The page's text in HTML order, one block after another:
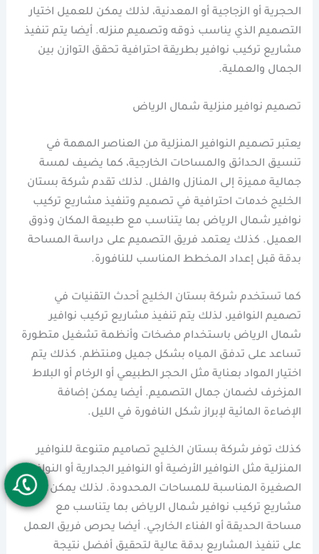
الحجرية أو الزجاجية أو المعدنية، لذلك يمكن للعميل اختيار
التصميم الذي يناسب ذوقه وتصميم منزله. أيضا يتم تنفيذ
مشاريع تركيب نوافير بطريقة احترافية تحقق التوازن بين
الجمال والعملية.
تصميم نوافير منزلية شمال الرياض
يعتبر تصميم النوافير المنزلية من العناصر المهمة في
تنسيق الحدائق والمساحات الخارجية، كما يضيف لمسة
جمالية مميزة إلى المنازل والفلل. لذلك تقدم شركة بستان
الخليج خدمات احترافية في تصميم وتنفيذ مشاريع تركيب
نوافير شمال الرياض بما يتناسب مع طبيعة المكان وذوق
العميل. كذلك يعتمد فريق التصميم على دراسة المساحة
بدقة قبل إعداد المخطط المناسب للنافورة.
كما تستخدم شركة بستان الخليج أحدث التقنيات في
تصميم النوافير، لذلك يتم تنفيذ مشاريع تركيب نوافير
شمال الرياض باستخدام مضخات وأنظمة تشغيل متطورة
تساعد على تدفق المياه بشكل جميل ومنتظم. كذلك يتم
اختيار المواد بعناية مثل الحجر الطبيعي أو الرخام أو البلاط
المزخرف لضمان جمال التصميم. أيضا يمكن إضافة
الإضاءة المائية لإبراز شكل النافورة في الليل.
كذلك توفر شركة بستان الخليج تصاميم متنوعة للنوافير
المنزلية مثل النوافير الأرضية أو النوافير الجدارية أو النوافير
الصغيرة المناسبة للمساحات المحدودة. لذلك يمكن تنفيذ
مشاريع تركيب نوافير شمال الرياض بما يتناسب مع
مساحة الحديقة أو الفناء الخارجي. أيضا يحرص فريق العمل
على تنفيذ المشاريع بدقة عالية لتحقيق أفضل نتيجة